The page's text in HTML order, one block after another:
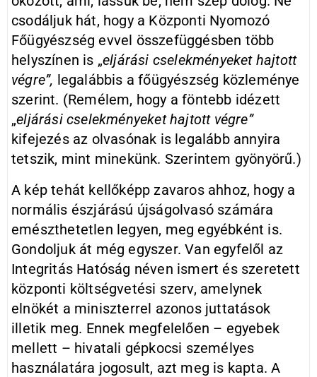
csodáljuk hát, hogy a Központi Nyomozó
Főügyészség evvel összefüggésben több
helyszínen is „eljárási cselekményeket hajtott
végre”, legalábbis a főügyészség közleménye
szerint. (Remélem, hogy a föntebb idézett
„eljárási cselekményeket hajtott végre”
kifejezés az olvasónak is legalább annyira
tetszik, mint minekünk. Szerintem gyönyörű.)
A kép tehát kellőképp zavaros ahhoz, hogy a
normális észjárású újság­olvasó számára
emészthetetlen legyen, meg egyébként is.
Gondoljuk át még egyszer. Van egyfelől az
Integritás Hatóság néven ismert és szeretett
központi költségvetési szerv, amelynek
elnökét a miniszterrel azonos juttatások
illetik meg. Ennek megfelelően – egyebek
mellett – hivatali gépkocsi személyes
használatára jogosult, azt meg is kapta. A